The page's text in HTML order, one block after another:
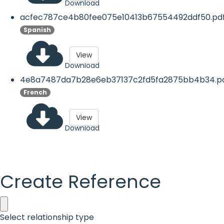
Download
Spanish
Download
View
French
Download
View
Create Reference
Select relationship type